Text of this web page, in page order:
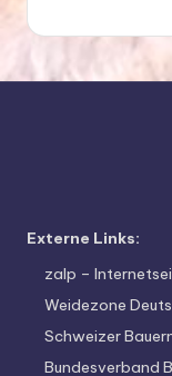
Externe Links:
zalp –
Weidezone
Schweizer
Bundesverband